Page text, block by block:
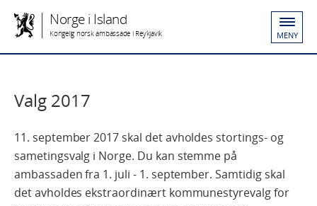
Norge i Island
Kongelig norsk ambassade i Reykjavik MENY
Valg 2017
11. september 2017 skal det avholdes stortings- og
sametingsvalg i Norge. Du kan stemme på
ambassaden fra 1. juli - 1. september. Samtidig skal
det avholdes ekstraordinært kommunestyrevalg for